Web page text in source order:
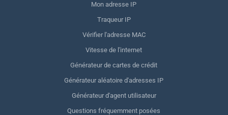
Mon adresse IP
Traqueur IP
Vérifier l'adresse MAC
Vitesse de l'internet
Générateur de cartes de crédit
Générateur aléatoire d'adresses IP
Générateur d'agent utilisateur
Questions fréquemment posées